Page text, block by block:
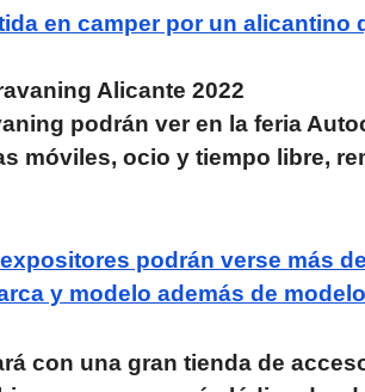
en camper por un alicantino
Alicante 2022
podrán ver en la feria
móviles, ocio y tiempo libre,
podrán verse más
y modelo además de
con una gran tienda de